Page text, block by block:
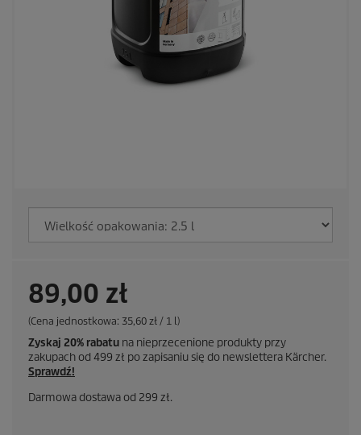
A
k
t
u
89,00 zł
C
n
a
j
d
(Cena jednostkowa: 35,60 zł / 1 l)
Zyskaj 20% rabatu na nieprzecenione produkty przy
zakupach od 499 zł po zapisaniu się do newslettera Kärcher.
Sprawdź!
Darmowa dostawa od 299 zł.